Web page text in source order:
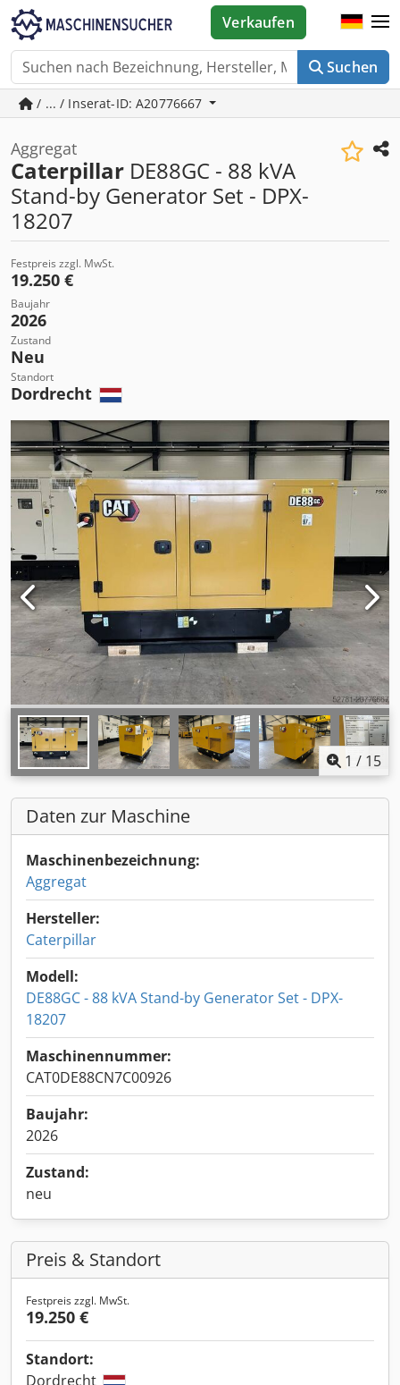
Suchen
Verkaufen
/ ... / Inserat-ID: A20776667
Aggregat
Caterpillar DE88GC - 88 kVA
Stand-by Generator Set - DPX-
18207
Festpreis zzgl. MwSt.
19.250 €
Baujahr
2026
Zustand
Neu
Standort
Dordrecht
1 / 15
Daten zur Maschine
Maschinenbezeichnung:
Aggregat
Hersteller:
Caterpillar
Modell:
DE88GC - 88 kVA Stand-by Generator Set - DPX-
18207
Maschinennummer:
CAT0DE88CN7C00926
Baujahr:
2026
Zustand:
neu
Preis & Standort
Festpreis zzgl. MwSt.
19.250 €
Standort:
Dordrecht